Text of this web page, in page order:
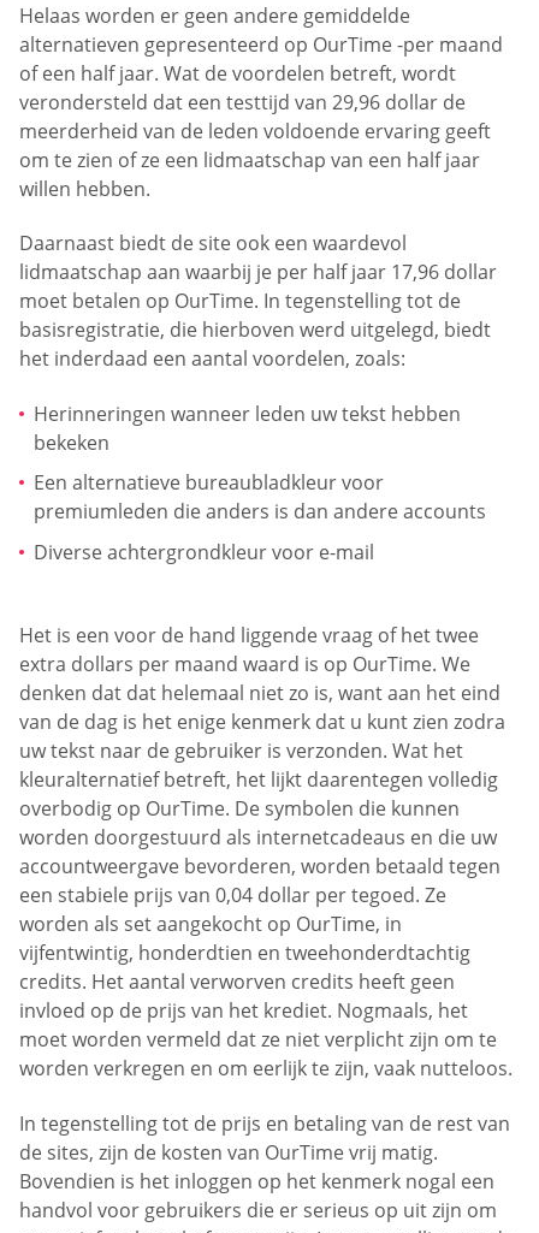
Helaas worden er geen andere gemiddelde
alternatieven gepresenteerd op OurTime -per maand
of een half jaar. Wat de voordelen betreft, wordt
verondersteld dat een testtijd van 29,96 dollar de
meerderheid van de leden voldoende ervaring geeft
om te zien of ze een lidmaatschap van een half jaar
willen hebben.
Daarnaast biedt de site ook een waardevol
lidmaatschap aan waarbij je per half jaar 17,96 dollar
moet betalen op OurTime. In tegenstelling tot de
basisregistratie, die hierboven werd uitgelegd, biedt
het inderdaad een aantal voordelen, zoals:
Herinneringen wanneer leden uw tekst hebben
bekeken
Een alternatieve bureaubladkleur voor
premiumleden die anders is dan andere accounts
Diverse achtergrondkleur voor e-mail
Het is een voor de hand liggende vraag of het twee
extra dollars per maand waard is op OurTime. We
denken dat dat helemaal niet zo is, want aan het eind
van de dag is het enige kenmerk dat u kunt zien zodra
uw tekst naar de gebruiker is verzonden. Wat het
kleuralternatief betreft, het lijkt daarentegen volledig
overbodig op OurTime. De symbolen die kunnen
worden doorgestuurd als internetcadeaus en die uw
accountweergave bevorderen, worden betaald tegen
een stabiele prijs van 0,04 dollar per tegoed. Ze
worden als set aangekocht op OurTime, in
vijfentwintig, honderdtien en tweehonderdtachtig
credits. Het aantal verworven credits heeft geen
invloed op de prijs van het krediet. Nogmaals, het
moet worden vermeld dat ze niet verplicht zijn om te
worden verkregen en om eerlijk te zijn, vaak nutteloos.
In tegenstelling tot de prijs en betaling van de rest van
de sites, zijn de kosten van OurTime vrij matig.
Bovendien is het inloggen op het kenmerk nogal een
handvol voor gebruikers die er serieus op uit zijn om